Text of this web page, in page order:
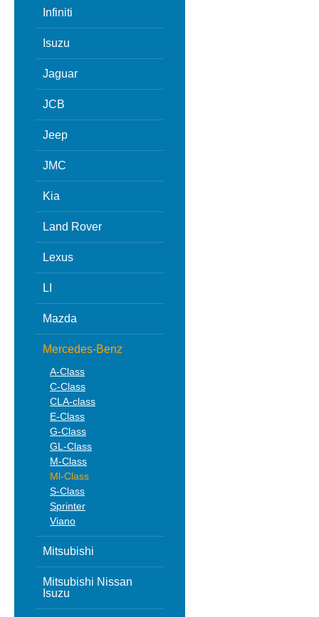
Infiniti
Isuzu
Jaguar
JCB
Jeep
JMC
Kia
Land Rover
Lexus
LI
Mazda
Mercedes-Benz
A-Class
C-Class
CLA-class
E-Class
G-Class
GL-Class
M-Class
Ml-Class
S-Class
Sprinter
Viano
Mitsubishi
Mitsubishi Nissan
Isuzu